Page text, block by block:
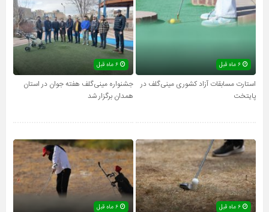
۶ ماه قبل
استارت مسابقات آزاد کشوری مینی‌گلف در
پایتخت
جشنواره مینی‌گلف هفته جوان در استان
همدان برگزار شد
۶ ماه قبل